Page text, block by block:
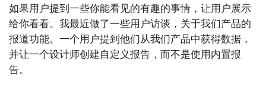
如果用户提到一些你能看见的有趣的事情，让用户展示
给你看看。我最近做了一些用户访谈，关于我们产品的
报道功能。一个用户提到他们从我们产品中获得数据，
并让一个设计师创建自定义报告，而不是使用内置报
告。